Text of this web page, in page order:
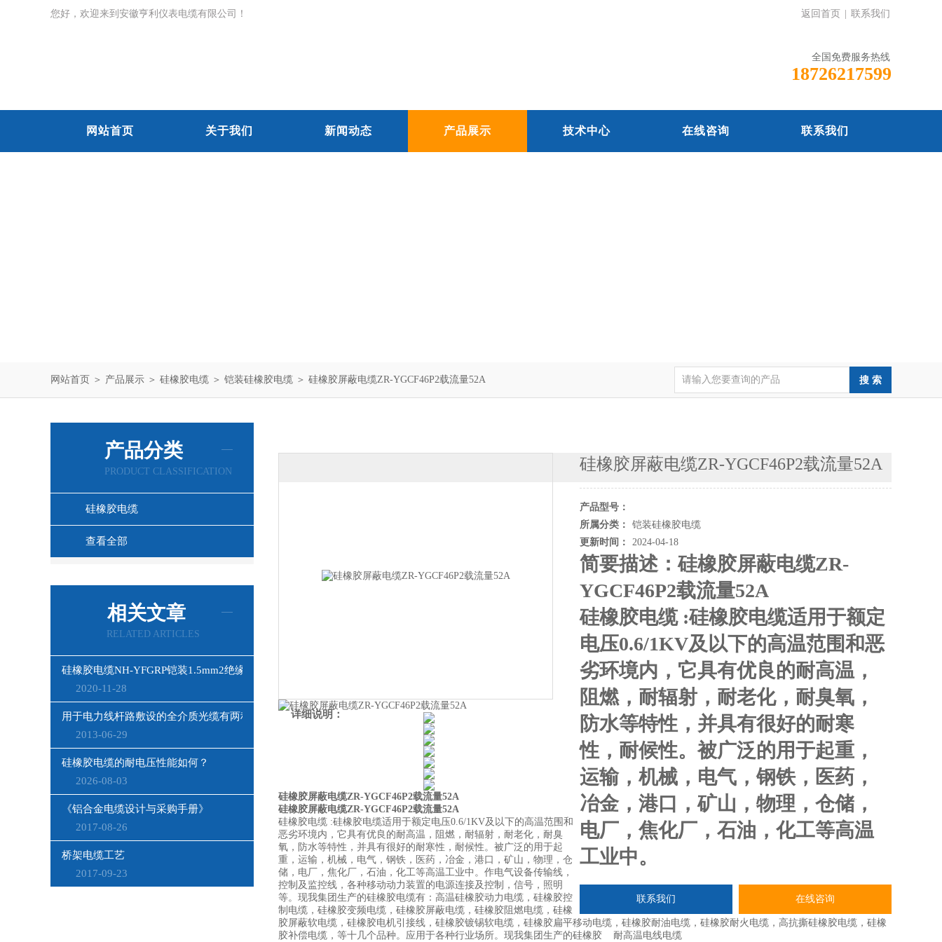
您好，欢迎来到安徽亨利仪表电缆有限公司！ 返回首页 联系我们
全国免费服务热线
18726217599
网站首页 关于我们 新闻动态 产品展示 技术中心 在线咨询 联系我们
网站首页 ＞ 产品展示 ＞ 硅橡胶电缆 ＞ 铠装硅橡胶电缆 ＞ 硅橡胶屏蔽电缆ZR-YGCF46P2载流量52A
产品分类
PRODUCT CLASSIFICATION
硅橡胶电缆
查看全部
相关文章
RELATED ARTICLES
硅橡胶电缆NH-YFGRP铠装1.5mm2绝缘f46
2020-11-28
用于电力线杆路敷设的全介质光缆有两种结构
2013-06-29
硅橡胶电缆的耐电压性能如何？
2026-08-03
《铝合金电缆设计与采购手册》
2017-08-26
桥架电缆工艺
2017-09-23
硅橡胶屏蔽电缆ZR-YGCF46P2载流量52A
产品型号：
所属分类：
铠装硅橡胶电缆
更新时间：
2024-04-18
简要描述：硅橡胶屏蔽电缆ZR-
YGCF46P2载流量52A
硅橡胶电缆 :硅橡胶电缆适用于额定
电压0.6/1KV及以下的高温范围和恶
劣环境内，它具有优良的耐高温，
阻燃，耐辐射，耐老化，耐臭氧，
防水等特性，并具有很好的耐寒
性，耐候性。被广泛的用于起重，
运输，机械，电气，钢铁，医药，
冶金，港口，矿山，物理，仓储，
电厂，焦化厂，石油，化工等高温
工业中。
联系我们 在线咨询
详细说明：
硅橡胶屏蔽电缆ZR-YGCF46P2载流量52A
硅橡胶屏蔽电缆ZR-YGCF46P2载流量52A
硅橡胶电缆 :硅橡胶电缆适用于额定电压0.6/1KV及以下的高温范围和
恶劣环境内，它具有优良的耐高温，阻燃，耐辐射，耐老化，耐臭
氧，防水等特性，并具有很好的耐寒性，耐候性。被广泛的用于起
重，运输，机械，电气，钢铁，医药，冶金，港口，矿山，物理，仓
储，电厂，焦化厂，石油，化工等高温工业中。作电气设备传输线，
控制及监控线，各种移动动力装置的电源连接及控制，信号，照明
等。现我集团生产的硅橡胶电缆有：高温硅橡胶动力电缆，硅橡胶控
制电缆，硅橡胶变频电缆，硅橡胶屏蔽电缆，硅橡胶阻燃电缆，硅橡
胶屏蔽软电缆，硅橡胶电机引接线，硅橡胶镀锡软电缆，硅橡胶扁平移动电缆，硅橡胶耐油电缆，硅橡胶耐火电缆，高抗撕硅橡胶电缆，硅橡
胶补偿电缆，等十几个品种。应用于各种行业场所。现我集团生产的硅橡胶 耐高温电线电缆